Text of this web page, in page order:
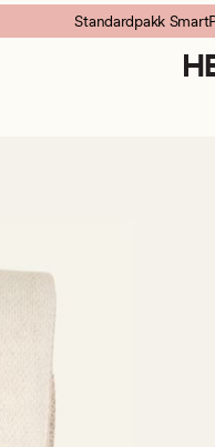
Standardpakk